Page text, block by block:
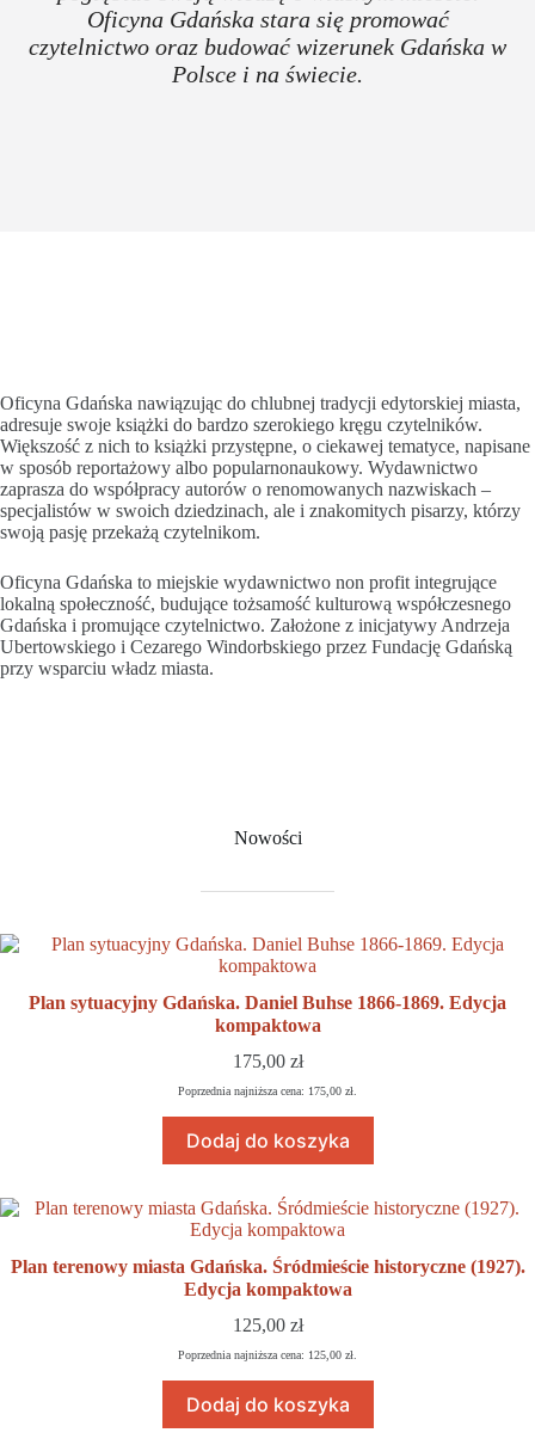
Oficyna Gdańska stara się promować
czytelnictwo oraz budować wizerunek Gdańska w
Polsce i na świecie.
Oficyna Gdańska nawiązując do chlubnej tradycji edytorskiej miasta,
adresuje swoje książki do bardzo szerokiego kręgu czytelników.
Większość z nich to książki przystępne, o ciekawej tematyce, napisane
w sposób reportażowy albo popularnonaukowy. Wydawnictwo
zaprasza do współpracy autorów o renomowanych nazwiskach –
specjalistów w swoich dziedzinach, ale i znakomitych pisarzy, którzy
swoją pasję przekażą czytelnikom.
Oficyna Gdańska to miejskie wydawnictwo non profit integrujące
lokalną społeczność, budujące tożsamość kulturową współczesnego
Gdańska i promujące czytelnictwo. Założone z inicjatywy Andrzeja
Ubertowskiego i Cezarego Windorbskiego przez Fundację Gdańską
przy wsparciu władz miasta.
Nowości
Plan sytuacyjny Gdańska. Daniel Buhse 1866-1869. Edycja
kompaktowa
175,00 zł
Poprzednia najniższa cena: 175,00 zł.
Dodaj do koszyka
Plan terenowy miasta Gdańska. Śródmieście historyczne (1927).
Edycja kompaktowa
125,00 zł
Poprzednia najniższa cena: 125,00 zł.
Dodaj do koszyka